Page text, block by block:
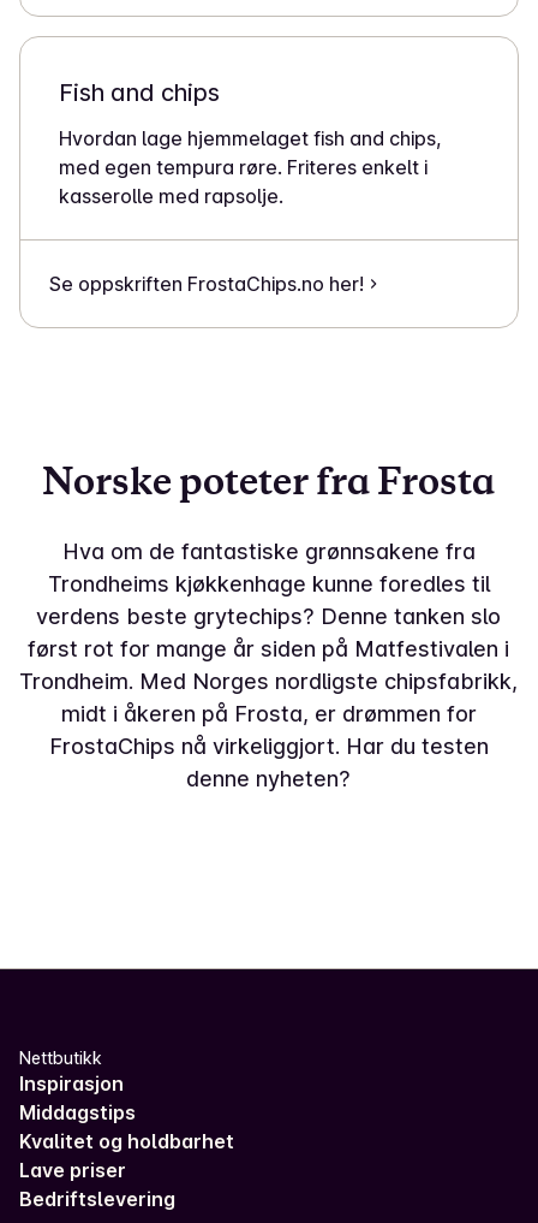
Fish and chips
Hvordan lage hjemmelaget fish and chips,
med egen tempura røre. Friteres enkelt i
kasserolle med rapsolje.
Se oppskriften FrostaChips.no her!
Norske poteter fra Frosta
Hva om de fantastiske grønnsakene fra
Trondheims kjøkkenhage kunne foredles til
verdens beste grytechips? Denne tanken slo
først rot for mange år siden på Matfestivalen i
Trondheim. Med Norges nordligste chipsfabrikk,
midt i åkeren på Frosta, er drømmen for
FrostaChips nå virkeliggjort. Har du testen
denne nyheten?
Nettbutikk
Inspirasjon
Middagstips
Kvalitet og holdbarhet
Lave priser
Bedriftslevering